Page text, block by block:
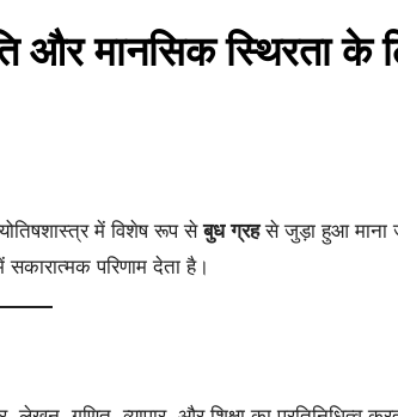
और मानसिक स्थिरता के
में विशेष रूप सेबुध ग्रहसे जुड़ा हुआ माना
परिणाम देता है।